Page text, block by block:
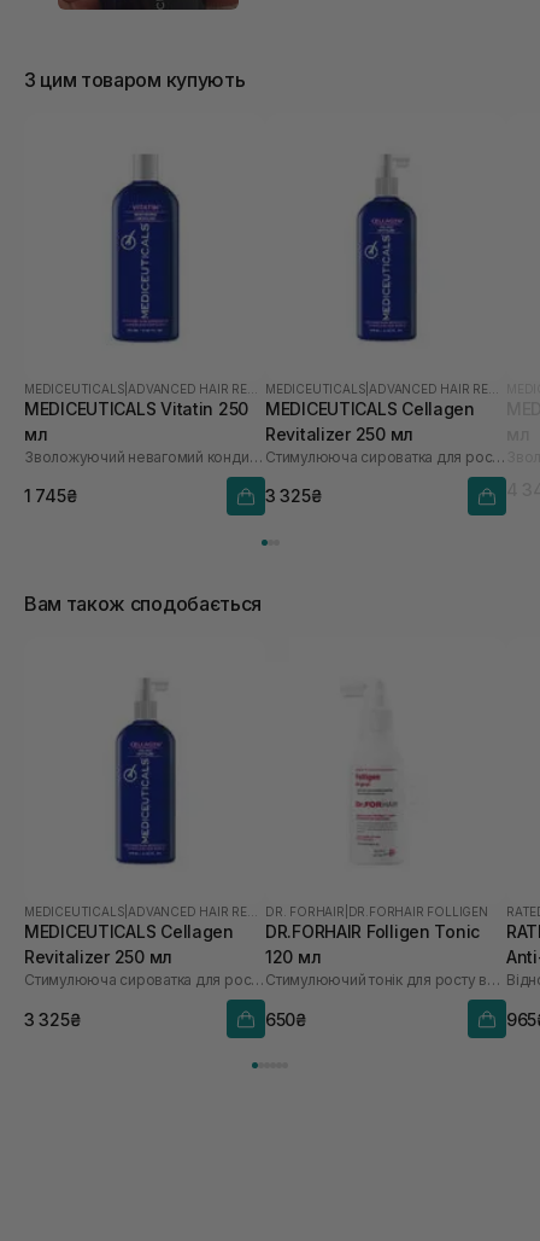
З цим товаром купують
MEDICEUTICALS
MEDICEUTICALS Vitatin 250
мл
Зволожуючий невагомий кондиціонер
1 745₴
MEDICEUTICALS
MEDICEUTICALS Cellagen
Revitalizer 250 мл
Стимулююча сироватка для росту волосся та здоров’я шкіри голови
3 325₴
Вам також сподобається
MEDICEUTICALS
MEDICEUTICALS Cellagen
Revitalizer 250 мл
Стимулююча сироватка для росту волосся та здоров’я шкіри голови
3 325₴
DR. FORHAIR DR.FORHAIR FOLLIGEN
DR.FORHAIR Folligen Tonic
120 мл
Стимулюючий тонік для росту волосся
650₴